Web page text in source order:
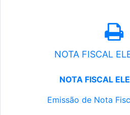
NOTA FISCAL
NOTA FISCAL
Emissão de Nota